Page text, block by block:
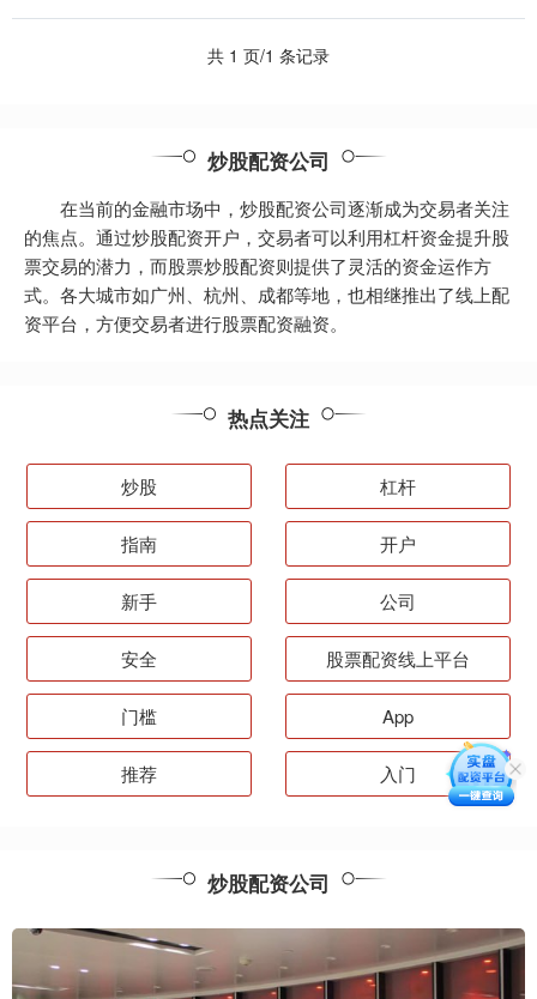
放大投资....
共 1 页/1 条记录
炒股配资公司
在当前的金融市场中，炒股配资公司逐渐成为交易者关注
的焦点。通过炒股配资开户，交易者可以利用杠杆资金提升股
票交易的潜力，而股票炒股配资则提供了灵活的资金运作方
式。各大城市如广州、杭州、成都等地，也相继推出了线上配
资平台，方便交易者进行股票配资融资。
热点关注
炒股 杠杆
指南 开户
新手 公司
安全 股票配资线上平台
门槛 App
推荐 入门
炒股配资公司